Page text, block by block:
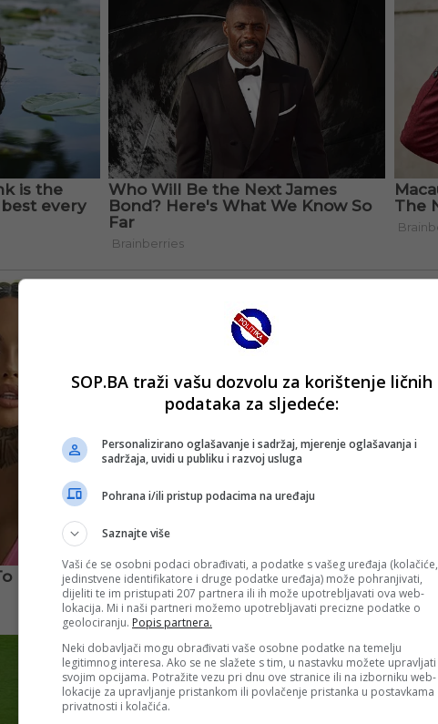
SOP.BA traži vašu dozvolu za korištenje ličnih
podataka za sljedeće:
Personalizirano oglašavanje i sadržaj, mjerenje oglašavanja i
sadržaja, uvidi u publiku i razvoj usluga
Pohrana i/ili pristup podacima na uređaju
Saznajte više
Vaši će se osobni podaci obrađivati, a podatke s vašeg uređaja (kolačiće,
jedinstvene identifikatore i druge podatke uređaja) može pohranjivati,
dijeliti te im pristupati 207 partnera ili ih može upotrebljavati ova web-
lokacija. Mi i naši partneri možemo upotrebljavati precizne podatke o
geolociranju. Popis partnera.
Neki dobavljači mogu obrađivati vaše osobne podatke na temelju
legitimnog interesa. Ako se ne slažete s tim, u nastavku možete upravljati
svojim opcijama. Potražite vezu pri dnu ove stranice ili na izborniku web-
lokacije za upravljanje pristankom ili povlačenje pristanka u postavkama
privatnosti i kolačića.